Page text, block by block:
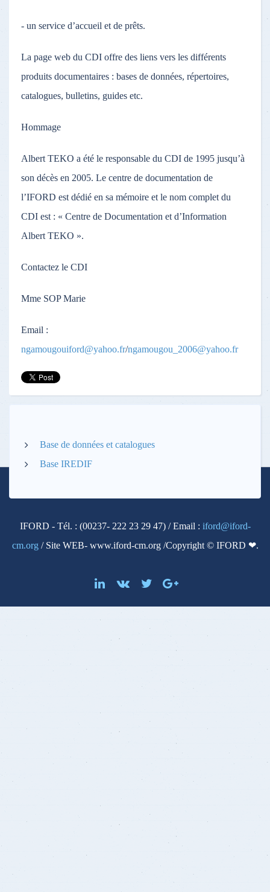
- un service d’accueil et de prêts.
La page web du CDI offre des liens vers les différents
produits documentaires : bases de données, répertoires,
catalogues, bulletins, guides etc.
Hommage
Albert TEKO a été le responsable du CDI de 1995 jusqu’à
son décès en 2005. Le centre de documentation de
l’IFORD est dédié en sa mémoire et le nom complet du
CDI est : « Centre de Documentation et d’Information
Albert TEKO ».
Contactez le CDI
Mme SOP Marie
Email :
ngamougouiford@yahoo.fr/ngamougou_2006@yahoo.fr
Base de données et catalogues
Base IREDIF
IFORD - Tél. : (00237- 222 23 29 47) / Email : iford@iford-
cm.org / Site WEB- www.iford-cm.org /Copyright © IFORD ❤.